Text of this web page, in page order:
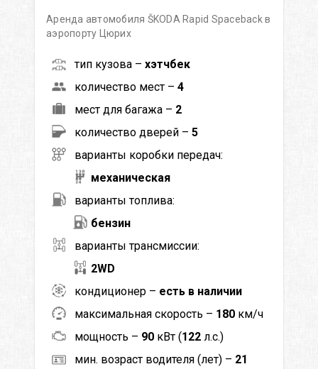
Аренда автомобиля ŠKODA Rapid Spaceback в
аэропорту Цюрих
тип кузова – хэтчбек
количество мест – 4
мест для багажа – 2
количество дверей – 5
варианты коробки передач:
механическая
варианты топлива:
бензин
варианты трансмиссии:
2WD
кондиционер – есть в наличии
максимальная скорость – 180 км/ч
мощность – 90 кВт (122 л.с.)
мин. возраст водителя (лет) – 21